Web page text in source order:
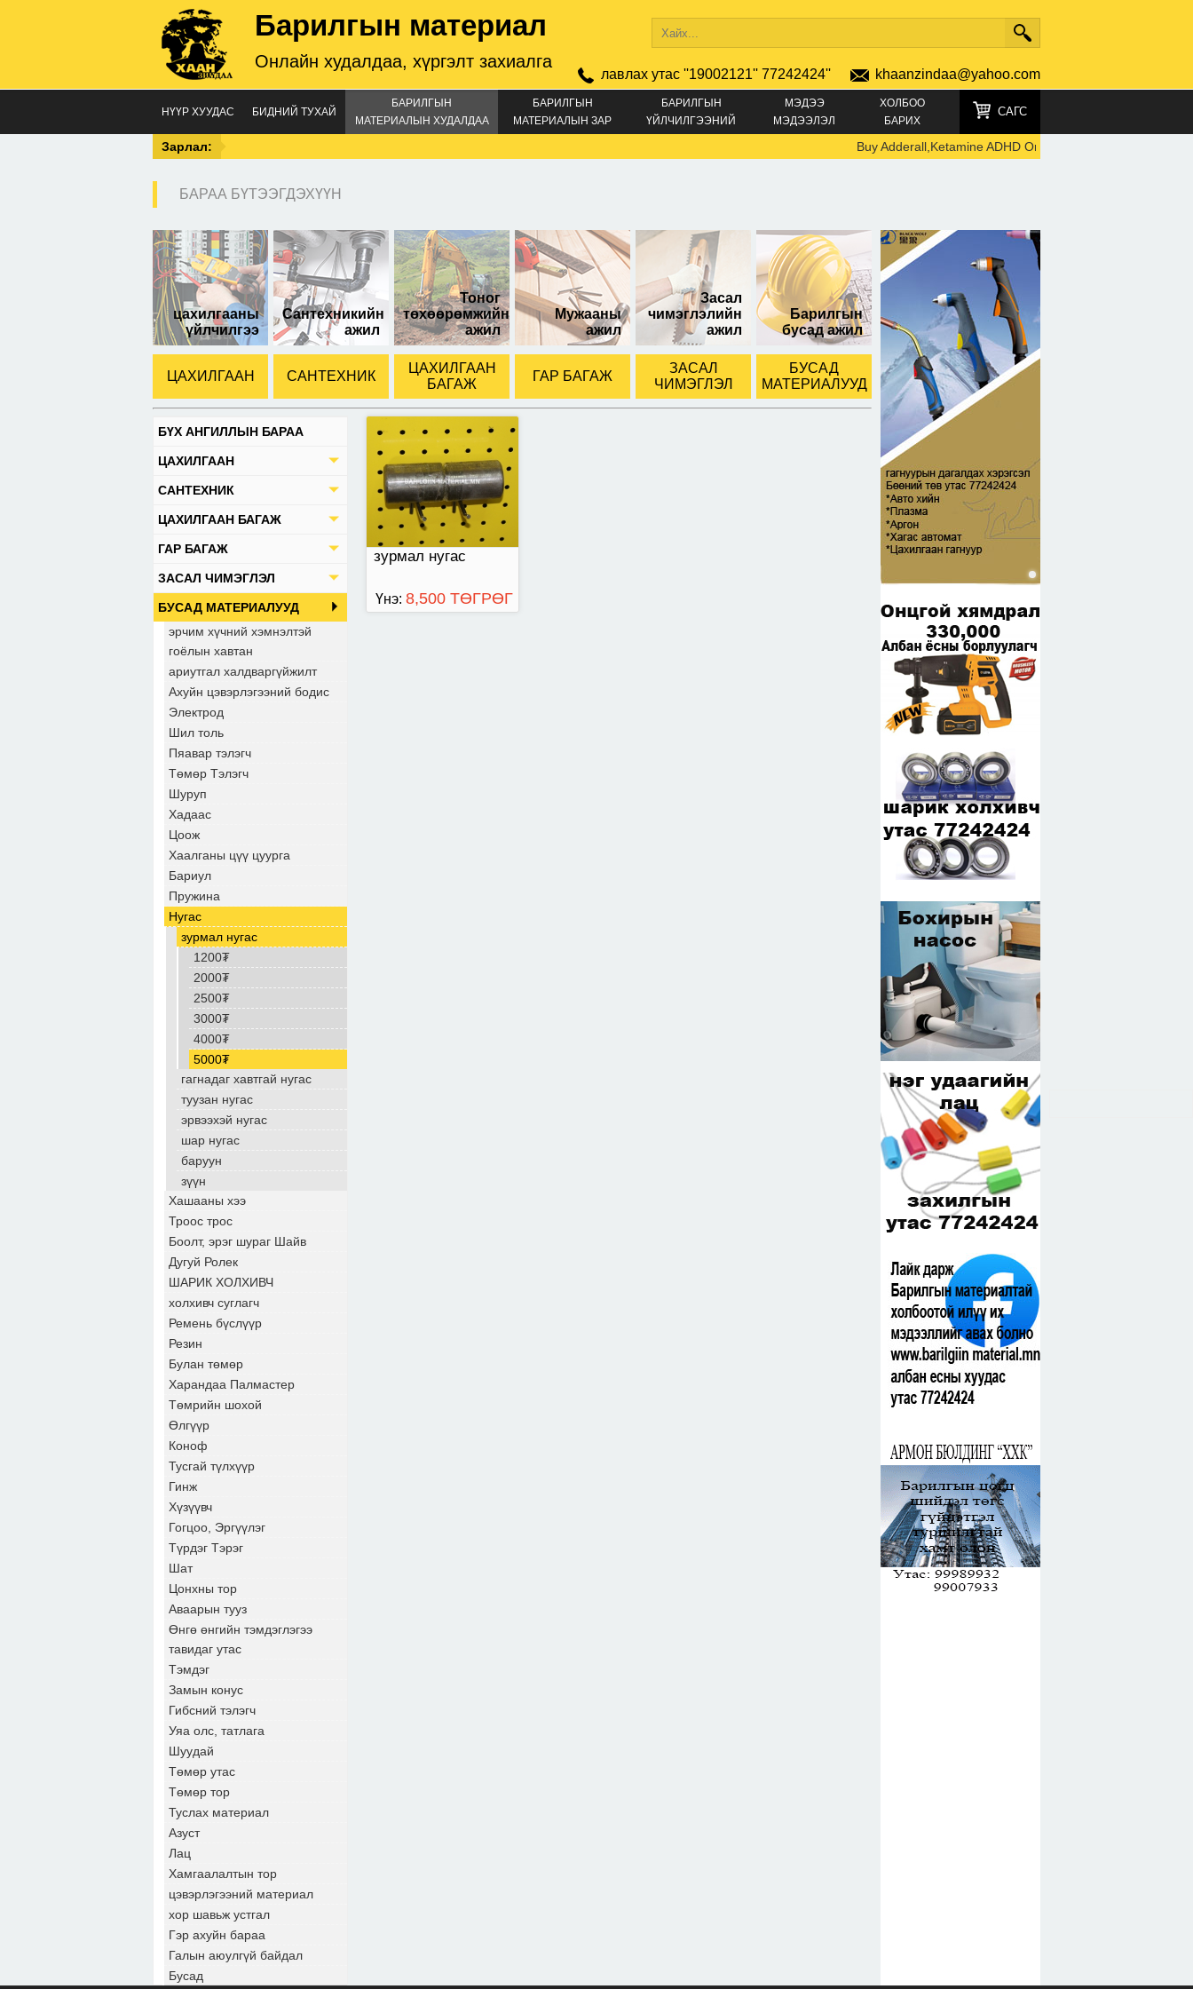
Барилгын материал
Онлайн худалдаа, хүргэлт захиалга
лавлах утас ''19002121'' 77242424'' khaanzindaa@yahoo.com
НҮҮР ХУУДАС БИДНИЙ ТУХАЙ
БАРИЛГЫН
МАТЕРИАЛЫН ХУДАЛДАА
БАРИЛГЫН
МАТЕРИАЛЫН ЗАР
БАРИЛГЫН
ҮЙЛЧИЛГЭЭНИЙ
МЭДЭЭ
МЭДЭЭЛЭЛ
ХОЛБОО
БАРИХ
САГС
Зарлал: Buy Adderall,Ketamine ADHD Online: TELEGRAM
БАРАА БҮТЭЭГДЭХҮҮН
цахилгааны
үйлчилгээ
Сантехникийн
ажил
Тоног
төхөөрөмжийн
ажил
Мужааны
ажил
Засал
чимэглэлийн
ажил
Барилгын
бусад ажил
ЦАХИЛГААН САНТЕХНИК
ЦАХИЛГААН
БАГАЖ
ГАР БАГАЖ
ЗАСАЛ
ЧИМЭГЛЭЛ
БУСАД
МАТЕРИАЛУУД
БҮХ АНГИЛЛЫН БАРАА
ЦАХИЛГААН
САНТЕХНИК
ЦАХИЛГААН БАГАЖ
ГАР БАГАЖ
ЗАСАЛ ЧИМЭГЛЭЛ
БУСАД МАТЕРИАЛУУД
эрчим хүчний хэмнэлтэй
гоёлын хавтан
ариутгал халдваргүйжилт
Ахуйн цэвэрлэгээний бодис
Электрод
Шил толь
Пяавар тэлэгч
Төмөр Тэлэгч
Шуруп
Хадаас
Цоож
Хаалганы цүү цуурга
Бариул
Пружина
Нугас
зурмал нугас
1200₮
2000₮
2500₮
3000₮
4000₮
5000₮
гагнадаг хавтгай нугас
туузан нугас
эрвээхэй нугас
шар нугас
баруун
зүүн
Хашааны хээ
Троос трос
Боолт, эрэг шураг Шайв
Дугуй Ролек
ШАРИК ХОЛХИВЧ
холхивч суглагч
Ремень бүслүүр
Резин
Булан төмөр
Харандаа Палмастер
Төмрийн шохой
Өлгүүр
Коноф
Тусгай түлхүүр
Гинж
Хүзүүвч
Гогцоо, Эргүүлэг
Түрдэг Тэрэг
Шат
Цонхны тор
Аваарын тууз
Өнгө өнгийн тэмдэглэгээ
тавидаг утас
Тэмдэг
Замын конус
Гибсний тэлэгч
Уяа олс, татлага
Шуудай
Төмөр утас
Төмөр тор
Туслах материал
Азуст
Лац
Хамгаалалтын тор
цэвэрлэгээний материал
хор шавьж устгал
Гэр ахуйн бараа
Галын аюулгүй байдал
Бусад
зурмал нугас
зурмал нугас
Үнэ: 8,500 ТӨГРӨГ